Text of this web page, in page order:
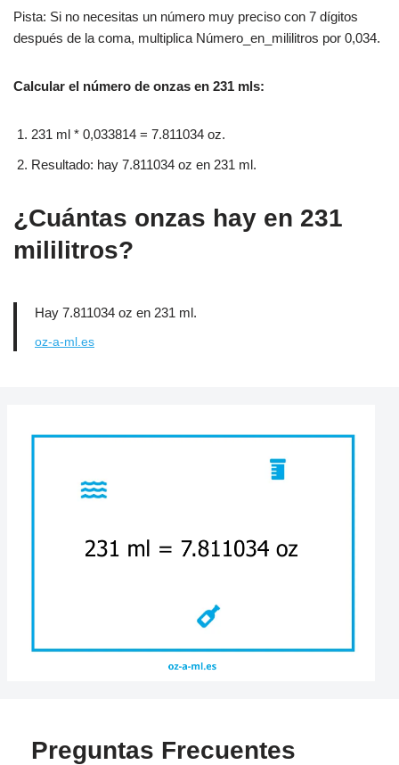
Pista: Si no necesitas un número muy preciso con 7 dígitos
después de la coma, multiplica Número_en_mililitros por 0,034.
Calcular el número de onzas en 231 mls:
231 ml * 0,033814 = 7.811034 oz.
Resultado: hay 7.811034 oz en 231 ml.
¿Cuántas onzas hay en 231
mililitros?
Hay 7.811034 oz en 231 ml.
oz-a-ml.es
Preguntas Frecuentes